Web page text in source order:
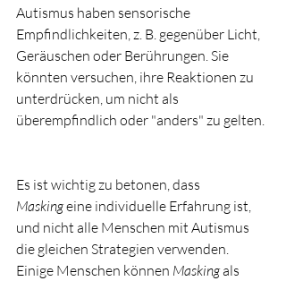
Autismus haben sensorische
Empfindlichkeiten, z. B. gegenüber Licht,
Geräuschen oder Berührungen. Sie
könnten versuchen, ihre Reaktionen zu
unterdrücken, um nicht als
überempfindlich oder "anders" zu gelten.
Es ist wichtig zu betonen, dass
Masking eine individuelle Erfahrung ist,
und nicht alle Menschen mit Autismus
die gleichen Strategien verwenden.
Einige Menschen können Masking als